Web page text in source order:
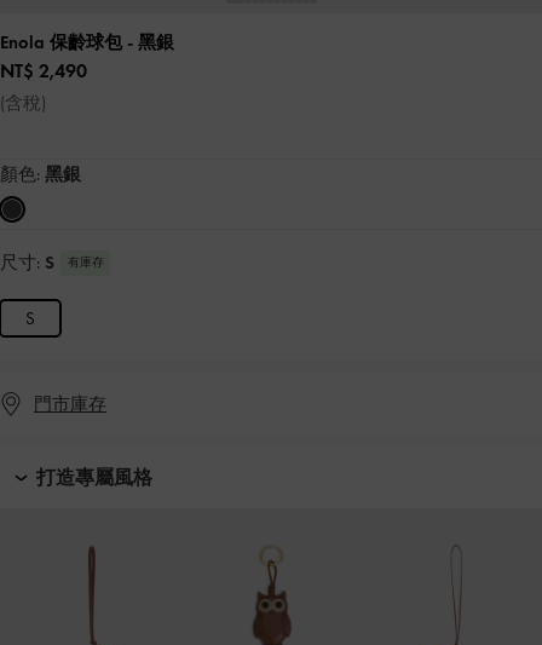
Enola 保齡球包 - 黑銀
NT$ 2,490
(含稅)
顏色: 黑銀
尺寸: S 有庫存
S
門市庫存
打造專屬風格